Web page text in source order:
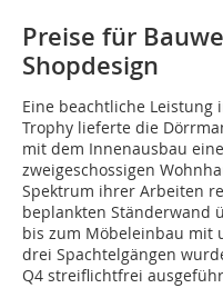
Preise für
Shopdesign
Eine beachtliche Leistung
Trophy lieferte die
mit dem Innenausbau
zweigeschossigen
Spektrum ihrer Arbeiten
beplankten Ständerwand
bis zum Möbeleinbau mit
drei Spachtelgängen
Q4 streiflichtfrei